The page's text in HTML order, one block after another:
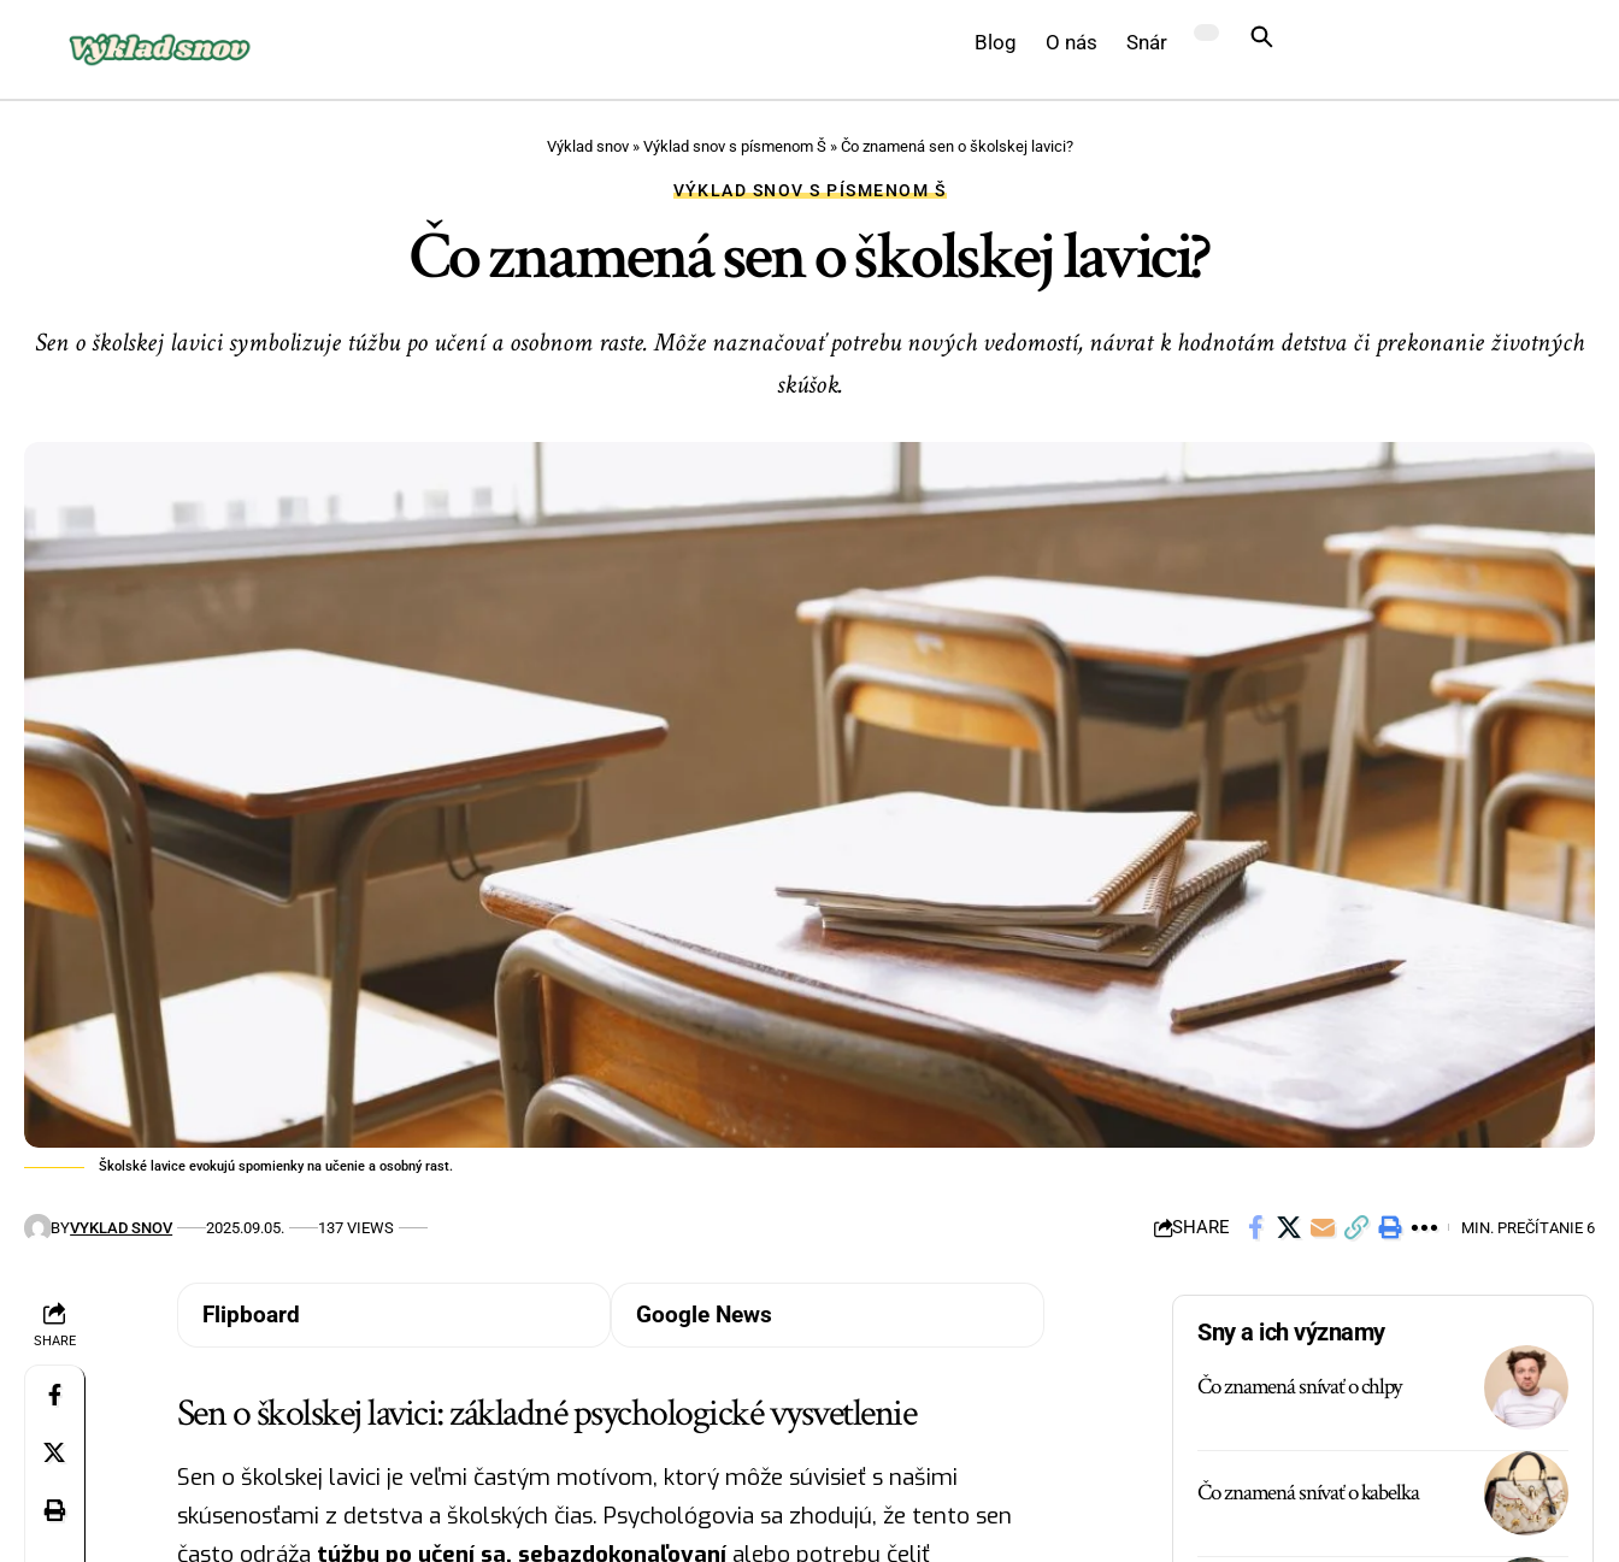
Blog O nás Snár
Výklad snov» Výklad snov s písmenom Š» Čo znamená sen o školskej lavici?
VÝKLAD SNOV S PÍSMENOM Š
Čo znamená sen o školskej lavici?
Sen o školskej lavici symbolizuje túžbu po učení a osobnom raste. Môže naznačovať potrebu nových vedomostí, návrat k hodnotám detstva či prekonanie životných
skúšok.
Školské lavice evokujú spomienky na učenie a osobný rast.
BYVYKLAD SNOV 2025.09.05. 137 VIEWS SHARE MIN. PREČÍTANIE 6
SHARE
Flipboard Google News
Sen o školskej lavici: základné psychologické vysvetlenie
Sen o školskej lavici je veľmi častým motívom, ktorý môže súvisieť s našimi
skúsenosťami z detstva a školských čias. Psychológovia sa zhodujú, že tento sen
často odráža túžbu po učení sa, sebazdokonaľovaníalebo potrebu čeliť
Sny a ich významy
Čo znamená snívať o chlpy
Čo znamená snívať o kabelka